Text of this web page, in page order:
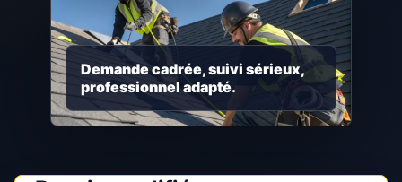
Demande cadrée, suivi sérieux,
professionnel adapté.